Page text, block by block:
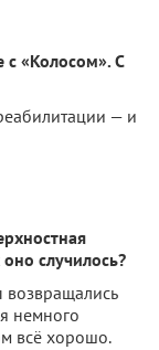
«Колосом». С
— и
случилось?
немного
всё хорошо.